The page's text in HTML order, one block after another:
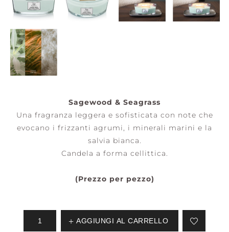
Sagewood & Seagrass
Una fragranza leggera e sofisticata con note che
evocano i frizzanti agrumi, i minerali marini e la
salvia bianca.
Candela a forma cellittica.
(Prezzo per pezzo)
AGGIUNGI AL CARRELLO